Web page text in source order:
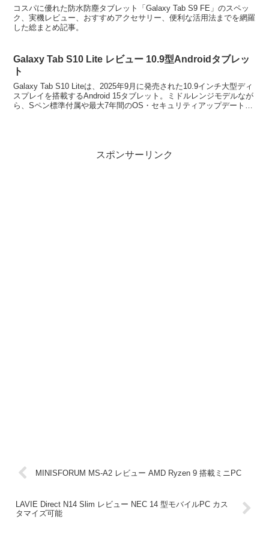
コスパに優れた防水防塵タブレット「Galaxy Tab S9 FE」のスペッ
ク、実機レビュー、おすすめアクセサリー、便利な活用法までを網羅
した総まとめ記事。
Galaxy Tab S10 Lite レビュー 10.9型Androidタブレッ
ト
Galaxy Tab S10 Liteは、2025年9月に発売された10.9インチ大型ディ
スプレイを搭載するAndroid 15タブレット。ミドルレンジモデルなが
ら、Sペン標準付属や最大7年間のOS・セキュリティアップデートに
スポンサーリンク
MINISFORUM MS-A2 レビュー AMD Ryzen 9 搭載ミニPC
LAVIE Direct N14 Slim レビュー NEC 14 型モバイルPC カス
タマイズ可能